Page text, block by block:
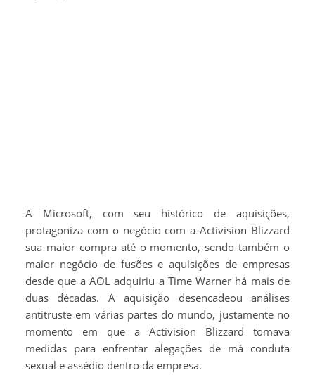
A Microsoft, com seu histórico de aquisições,
protagoniza com o negócio com a Activision Blizzard
sua maior compra até o momento, sendo também o
maior negócio de fusões e aquisições de empresas
desde que a AOL adquiriu a Time Warner há mais de
duas décadas. A aquisição desencadeou análises
antitruste em várias partes do mundo, justamente no
momento em que a Activision Blizzard tomava
medidas para enfrentar alegações de má conduta
sexual e assédio dentro da empresa.